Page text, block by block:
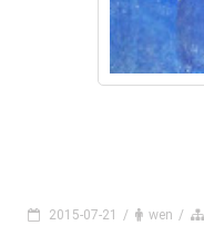
2015-07-21 / wen /